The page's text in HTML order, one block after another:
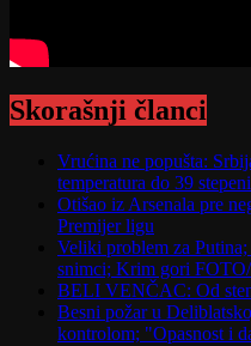
Skorašnji članci
Vrućina ne popušta:
temperatura do 39 stepeni
Otišao iz Arsenala pre
Premijer ligu
Veliki problem za
snimci; Krim gori
BELI VENČAC: Od
Besni požar u
kontrolom; "Opasnost i